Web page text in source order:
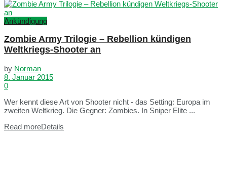
Ankündigung
Zombie Army Trilogie – Rebellion kündigen
Weltkriegs-Shooter an
by Norman
8. Januar 2015
0
Wer kennt diese Art von Shooter nicht - das Setting: Europa im
zweiten Weltkrieg. Die Gegner: Zombies. In Sniper Elite ...
Read moreDetails